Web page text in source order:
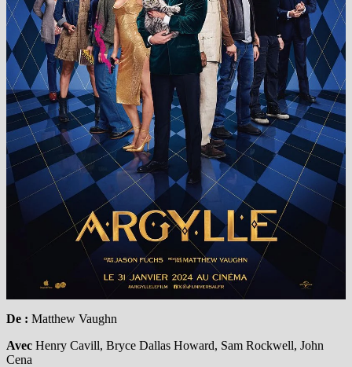
De : Matthew Vaughn
Avec Henry Cavill, Bryce Dallas Howard, Sam Rockwell, John
Cena